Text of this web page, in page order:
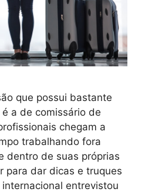
que possui bastante
a de comissário de
chegam a
trabalhando fora
dentro de suas próprias
para dar dicas e truques
entrevistou